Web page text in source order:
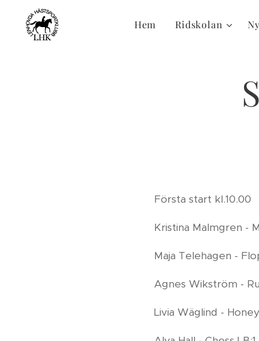
Hem Ridskolan
Första start kl.10.00
Kristina Malmgren -
Maja Telehagen -
Agnes Wikström -
Livia Wäglind -